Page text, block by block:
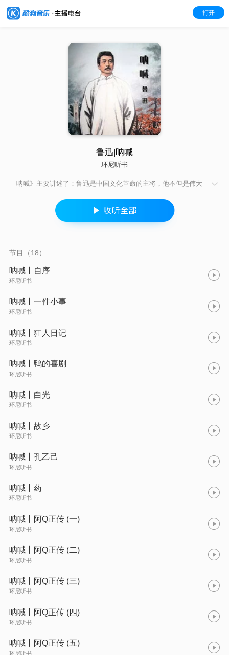
打开
鲁迅|呐喊
环尼听书
呐喊》主要讲述了：鲁迅是中国文化革命的主将，他不但是伟大
最硬的，他没有丝毫的奴颜和媚骨，这是殖民地和半殖民地人民
最可宝贵的性格。鲁迅是在文化战线上，代表全民族的大多数，
向着敌人冲锋陷阵的最正确、最勇敢、最坚决、最忠诚、最热忱
节目（18）
呐喊丨自序
环尼听书
呐喊丨一件小事
环尼听书
呐喊丨狂人日记
环尼听书
呐喊丨鸭的喜剧
环尼听书
呐喊丨白光
环尼听书
呐喊丨故乡
环尼听书
呐喊丨孔乙己
环尼听书
呐喊丨药
环尼听书
呐喊丨阿Q正传 (一)
环尼听书
呐喊丨阿Q正传 (二)
环尼听书
呐喊丨阿Q正传 (三)
环尼听书
呐喊丨阿Q正传 (四)
环尼听书
呐喊丨阿Q正传 (五)
环尼听书